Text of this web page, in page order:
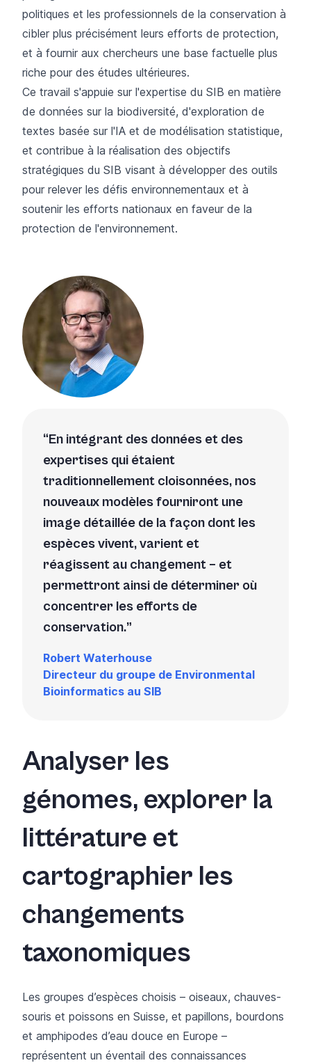
politiques et les professionnels de la conservation à
cibler plus précisément leurs efforts de protection,
et à fournir aux chercheurs une base factuelle plus
riche pour des études ultérieures.
Ce travail s'appuie sur l'expertise du SIB en matière
de données sur la biodiversité, d'exploration de
textes basée sur l'IA et de modélisation statistique,
et contribue à la réalisation des objectifs
stratégiques du SIB visant à développer des outils
pour relever les défis environnementaux et à
soutenir les efforts nationaux en faveur de la
protection de l'environnement.
En intégrant des données et des
expertises qui étaient
traditionnellement cloisonnées, nos
nouveaux modèles fourniront une
image détaillée de la façon dont les
espèces vivent, varient et
réagissent au changement – et
permettront ainsi de déterminer où
concentrer les efforts de
conservation.
Robert Waterhouse
Directeur du groupe de Environmental
Bioinformatics au SIB
Analyser les
génomes, explorer la
littérature et
cartographier les
changements
taxonomiques
Les groupes d’espèces choisis – oiseaux, chauves-
souris et poissons en Suisse, et papillons, bourdons
et amphipodes d’eau douce en Europe –
représentent un éventail des connaissances